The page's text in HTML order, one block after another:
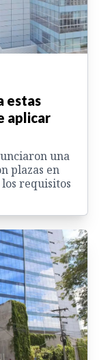
estas
aplicar
una
plazas en
los requisitos